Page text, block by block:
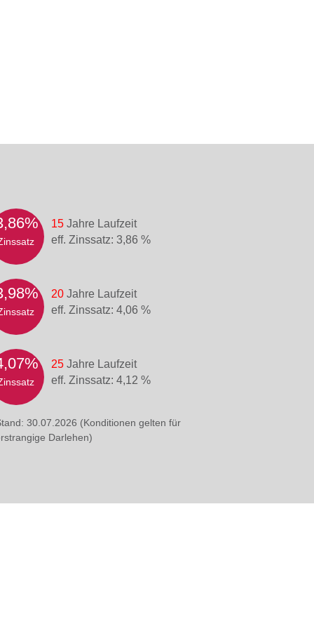
15Jahre Laufzeit
eff. Zinssatz: 3,86 %
20Jahre Laufzeit
eff. Zinssatz: 4,06 %
25Jahre Laufzeit
eff. Zinssatz: 4,12 %
30.07.2026 (Konditionen gelten für
Darlehen)